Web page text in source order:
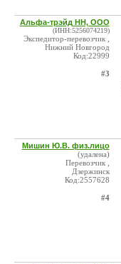
Альфа-трэйд НН, ООО
(ИНН:5256074219)
Экспедитор-перевозчик ,
Нижний Новгород
Код:22999
#3
Мишин Ю.В. физ.лицо
(удалена)
Перевозчик ,
Дзержинск
Код:2557628
#4